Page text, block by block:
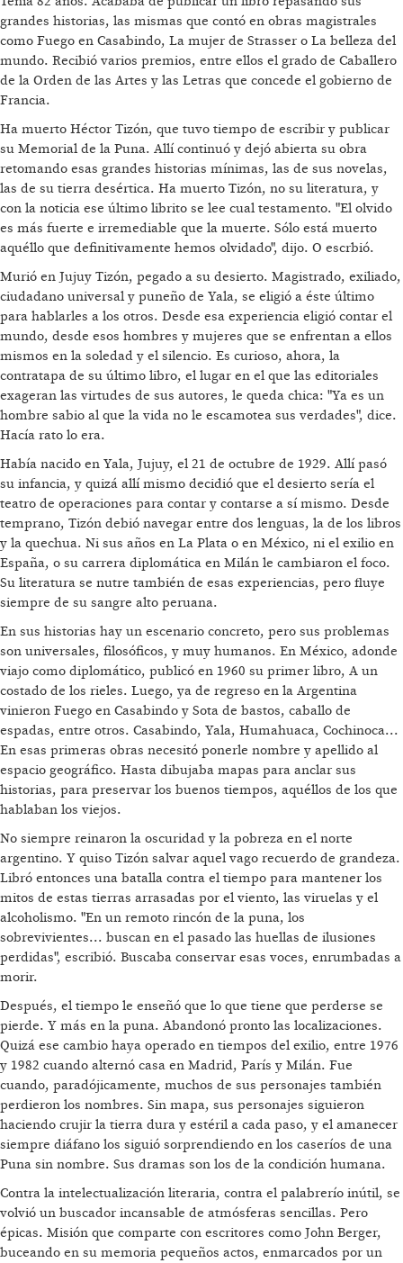
grandes historias, las mismas que contó en obras magistrales
como Fuego en Casabindo, La mujer de Strasser o La belleza del
mundo. Recibió varios premios, entre ellos el grado de Caballero
de la Orden de las Artes y las Letras que concede el gobierno de
Francia.
Ha muerto Héctor Tizón, que tuvo tiempo de escribir y publicar
su Memorial de la Puna. Allí continuó y dejó abierta su obra
retomando esas grandes historias mínimas, las de sus novelas,
las de su tierra desértica. Ha muerto Tizón, no su literatura, y
con la noticia ese último librito se lee cual testamento. "El olvido
es más fuerte e irremediable que la muerte. Sólo está muerto
aquéllo que definitivamente hemos olvidado", dijo. O escrbió.
Murió en Jujuy Tizón, pegado a su desierto. Magistrado, exiliado,
ciudadano universal y puneño de Yala, se eligió a éste último
para hablarles a los otros. Desde esa experiencia eligió contar el
mundo, desde esos hombres y mujeres que se enfrentan a ellos
mismos en la soledad y el silencio. Es curioso, ahora, la
contratapa de su último libro, el lugar en el que las editoriales
exageran las virtudes de sus autores, le queda chica: "Ya es un
hombre sabio al que la vida no le escamotea sus verdades", dice.
Hacía rato lo era.
Había nacido en Yala, Jujuy, el 21 de octubre de 1929. Allí pasó
su infancia, y quizá allí mismo decidió que el desierto sería el
teatro de operaciones para contar y contarse a sí mismo. Desde
temprano, Tizón debió navegar entre dos lenguas, la de los libros
y la quechua. Ni sus años en La Plata o en México, ni el exilio en
España, o su carrera diplomática en Milán le cambiaron el foco.
Su literatura se nutre también de esas experiencias, pero fluye
siempre de su sangre alto peruana.
En sus historias hay un escenario concreto, pero sus problemas
son universales, filosóficos, y muy humanos. En México, adonde
viajo como diplomático, publicó en 1960 su primer libro, A un
costado de los rieles. Luego, ya de regreso en la Argentina
vinieron Fuego en Casabindo y Sota de bastos, caballo de
espadas, entre otros. Casabindo, Yala, Humahuaca, Cochinoca...
En esas primeras obras necesitó ponerle nombre y apellido al
espacio geográfico. Hasta dibujaba mapas para anclar sus
historias, para preservar los buenos tiempos, aquéllos de los que
hablaban los viejos.
No siempre reinaron la oscuridad y la pobreza en el norte
argentino. Y quiso Tizón salvar aquel vago recuerdo de grandeza.
Libró entonces una batalla contra el tiempo para mantener los
mitos de estas tierras arrasadas por el viento, las viruelas y el
alcoholismo. "En un remoto rincón de la puna, los
sobrevivientes... buscan en el pasado las huellas de ilusiones
perdidas", escribió. Buscaba conservar esas voces, enrumbadas a
morir.
Después, el tiempo le enseñó que lo que tiene que perderse se
pierde. Y más en la puna. Abandonó pronto las localizaciones.
Quizá ese cambio haya operado en tiempos del exilio, entre 1976
y 1982 cuando alternó casa en Madrid, París y Milán. Fue
cuando, paradójicamente, muchos de sus personajes también
perdieron los nombres. Sin mapa, sus personajes siguieron
haciendo crujir la tierra dura y estéril a cada paso, y el amanecer
siempre diáfano los siguió sorprendiendo en los caseríos de una
Puna sin nombre. Sus dramas son los de la condición humana.
Contra la intelectualización literaria, contra el palabrerío inútil, se
volvió un buscador incansable de atmósferas sencillas. Pero
épicas. Misión que comparte con escritores como John Berger,
buceando en su memoria pequeños actos, enmarcados por un